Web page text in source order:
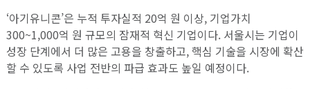
‘아기유니콘’은 누적 투자실적 20억 원 이상, 기업가치
300~1,000억 원 규모의 잠재적 혁신 기업이다. 서울시는 기업이
성장 단계에서 더 많은 고용을 창출하고, 핵심 기술을 시장에 확산
할 수 있도록 사업 전반의 파급 효과도 높일 예정이다.